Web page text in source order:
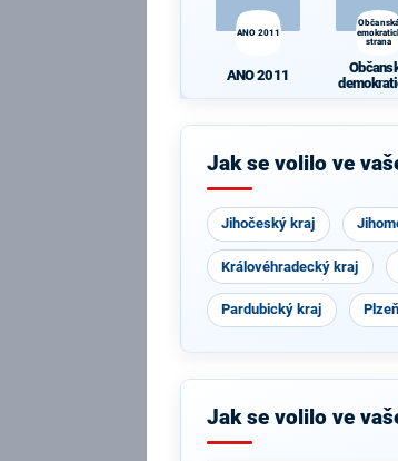
ANO 2011
ANO 2011
Občanská
strana
Jak se volilo ve
Jihočeský kraj
Královéhradecký kraj
Pardubický kraj
Jak se volilo ve